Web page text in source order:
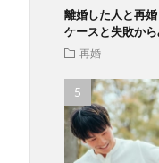
離婚した人と再
ケースと失敗か
再婚